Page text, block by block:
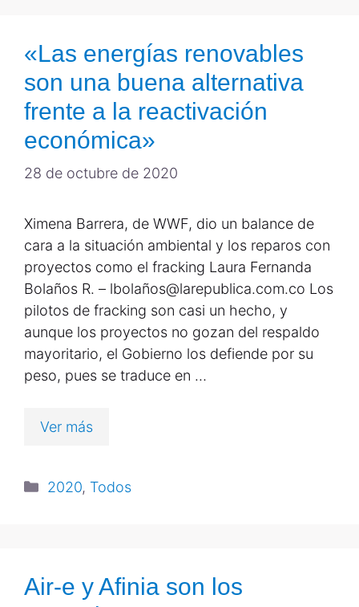
«Las energías renovables
son una buena alternativa
frente a la reactivación
económica»
28 de octubre de 2020
Ximena Barrera, de WWF, dio un balance de
cara a la situación ambiental y los reparos con
proyectos como el fracking Laura Fernanda
Bolaños R. – lbolaños@larepublica.com.co Los
pilotos de fracking son casi un hecho, y
aunque los proyectos no gozan del respaldo
mayoritario, el Gobierno los defiende por su
peso, pues se traduce en …
Ver más
2020, Todos
Air-e y Afinia son los